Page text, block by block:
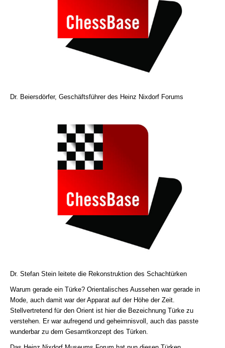
Dr. Beiersdörfer, Geschäftsführer des Heinz Nixdorf Forums
Dr. Stefan Stein leitete die Rekonstruktion des Schachtürken
Warum gerade ein Türke? Orientalisches Aussehen war gerade in
Mode, auch damit war der Apparat auf der Höhe der Zeit.
Stellvertretend für den Orient ist hier die Bezeichnung Türke zu
verstehen. Er war aufregend und geheimnisvoll, auch das passte
wunderbar zu dem Gesamtkonzept des Türken.